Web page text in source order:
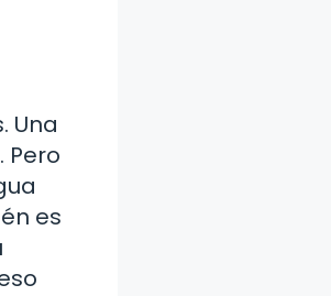
Una
es